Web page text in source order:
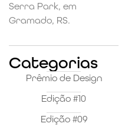
Serra Park, em
Gramado, RS.
Categorias
Prêmio de Design
Edição #10
Edição #09